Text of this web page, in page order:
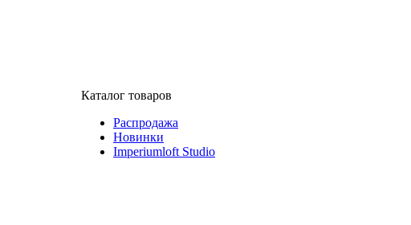
Каталог товаров
Распродажа
Новинки
Imperiumloft Studio